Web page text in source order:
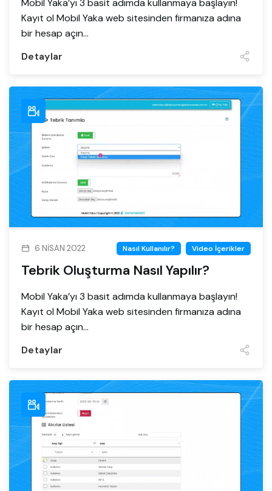
Mobil Yaka’yı 3 basit adımda kullanmaya başlayın!
Kayıt ol Mobil Yaka web sitesinden firmanıza adına
bir hesap açın...
Detaylar
6 NISAN 2022 Nasıl Kullanılır? Video İçerikler
Tebrik Oluşturma Nasıl Yapılır?
Mobil Yaka’yı 3 basit adımda kullanmaya başlayın!
Kayıt ol Mobil Yaka web sitesinden firmanıza adına
bir hesap açın...
Detaylar